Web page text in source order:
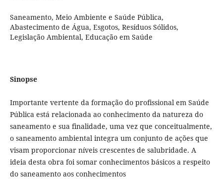
Saneamento, Meio Ambiente e Saúde Pública,
Abastecimento de Água, Esgotos, Resíduos Sólidos,
Legislação Ambiental, Educação em Saúde
Sinopse
Importante vertente da formação do profissional em Saúde
Pública está relacionada ao conhecimento da natureza do
saneamento e sua finalidade, uma vez que conceitualmente,
o saneamento ambiental integra um conjunto de ações que
visam proporcionar níveis crescentes de salubridade. A
ideia desta obra foi somar conhecimentos básicos a respeito
do saneamento aos conhecimentos